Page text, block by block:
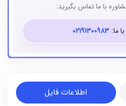
اطلاعات فایل
با ما تماس بگیرید:
ما: 02191300983